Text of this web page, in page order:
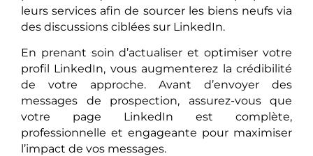
leurs services afin de sourcer les biens neufs via
des discussions ciblées sur LinkedIn.
En prenant soin d’actualiser et optimiser votre
profil LinkedIn, vous augmenterez la crédibilité
de votre approche. Avant d’envoyer des
messages de prospection, assurez-vous que
votre page LinkedIn est complète,
professionnelle et engageante pour maximiser
l’impact de vos messages.